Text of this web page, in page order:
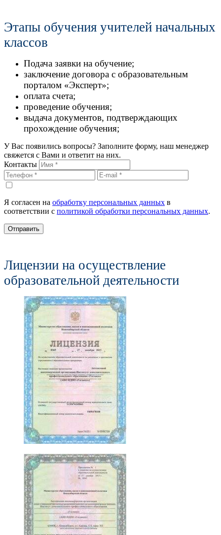
Этапы обучения учителей начальных
классов
Подача заявки на обучение;
заключение договора с образовательным
порталом «Эксперт»;
оплата счета;
проведение обучения;
выдача документов, подтверждающих
прохождение обучения;
У Вас появились вопросы? Заполните форму, наш менеджер
свяжется с Вами и ответит на них.
Контакты
Я согласен на обработку персональных данных в
соответствии с политикой обработки персональных данных.
Отправить
Лицензии на осуществление
образовательной деятельности